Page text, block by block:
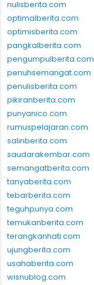
nulisberita.com
optimalberita.com
optimisberita.com
pangkalberita.com
pengumpulberita.com
penuhsemangat.com
penulisberita.com
pikiranberita.com
punyanico.com
rumuspelajaran.com
salinberita.com
saudarakembar.com
semangatberita.com
tanyaberita.com
tebarberita.com
teguhpunya.com
temukanberita.com
terangkanhati.com
ujungberita.com
usahaberita.com
wisnublog.com